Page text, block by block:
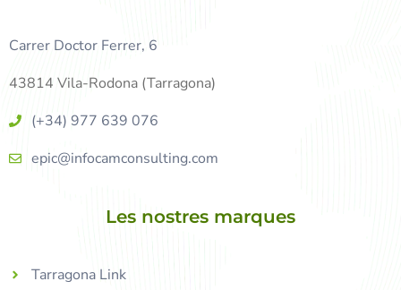
Carrer Doctor Ferrer, 6
43814 Vila-Rodona (Tarragona)
(+34) 977 639 076
epic@infocamconsulting.com
Les nostres marques
Tarragona Link